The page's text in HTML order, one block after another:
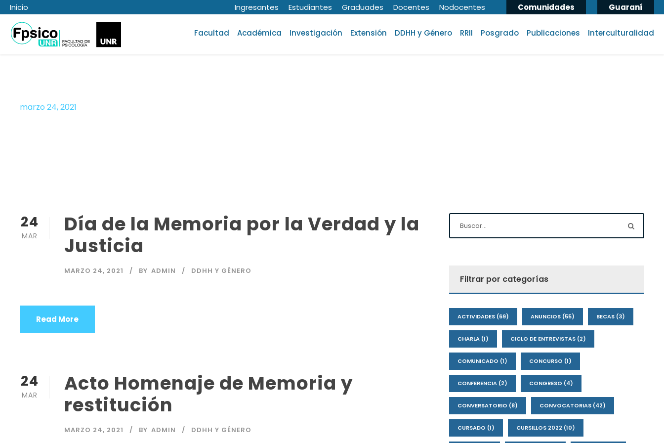
Inicio Ingresantes Estudiantes Graduades Docentes Nodocentes Comunidades Guaraní
Facultad Académica Investigación Extensión DDHH y Género RRII Posgrado Publicaciones Interculturalidad
marzo 24, 2021
24
MAR
Día de la Memoria por la Verdad y la
Justicia
MARZO 24, 2021 BY ADMIN DDHH Y GÉNERO
Read More
24
MAR
Acto Homenaje de Memoria y
restitución
MARZO 24, 2021 BY ADMIN DDHH Y GÉNERO
Filtrar por categorías
ACTIVIDADES (69) ANUNCIOS (55) BECAS (3)
CHARLA (1) CICLO DE ENTREVISTAS (2)
COMUNICADO (1) CONCURSO (1)
CONFERENCIA (2) CONGRESO (4)
CONVERSATORIO (8) CONVOCATORIAS (42)
CURSADO (1) CURSILLOS 2022 (10)